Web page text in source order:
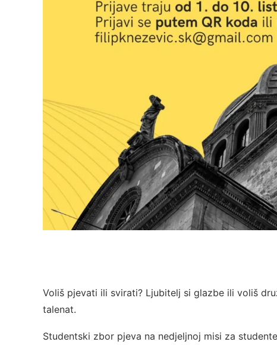
Voliš pjevati ili svirati? Ljubitelj si glazbe ili voliš
talenat.
Studentski zbor pjeva na nedjeljnoj misi za